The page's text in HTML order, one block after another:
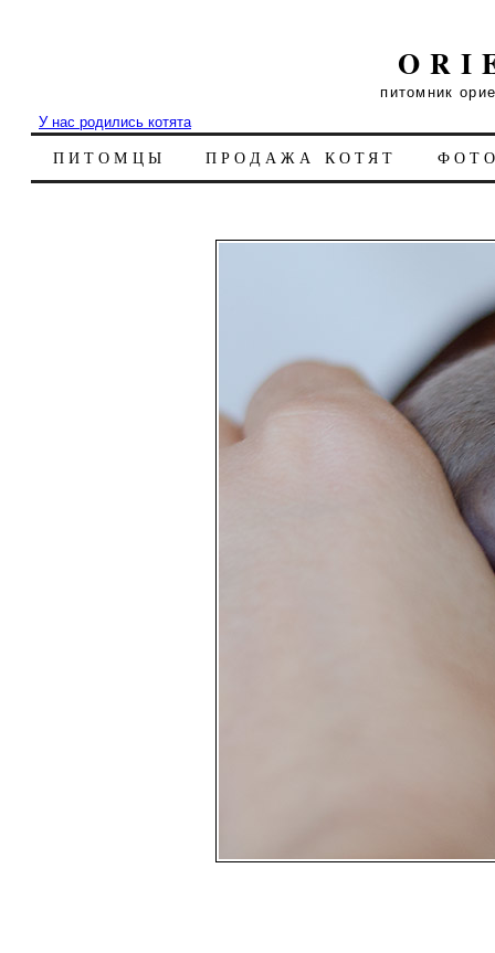
питомник
У нас родились котята
ПИТОМЦЫ ПРОДАЖА КОТЯТ